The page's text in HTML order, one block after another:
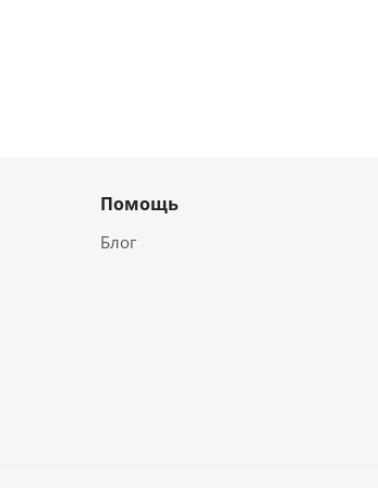
Помощь
Блог